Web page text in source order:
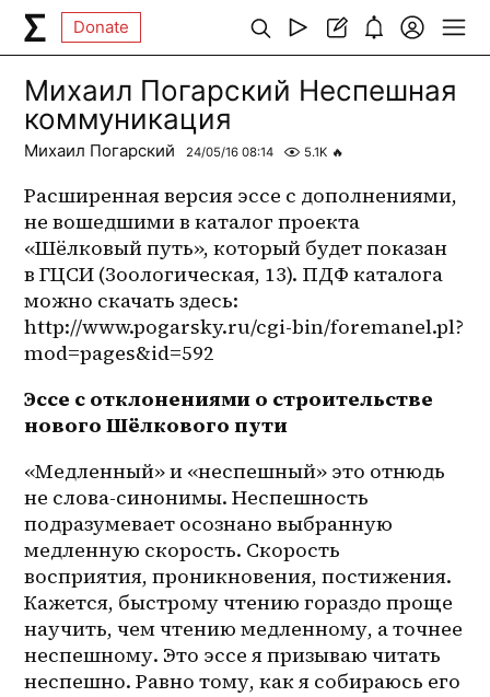
Donate
Михаил Погарский Неспешная
коммуникация
Михаил Погарский 24/05/16 08:14 5.1K 🔥
Расширенная версия эссе с дополнениями,
не вошедшими в каталог проекта
«Шёлковый путь», который будет показан
в ГЦСИ (Зоологическая, 13). ПДФ каталога
можно скачать здесь:
http://www.pogarsky.ru/cgi-bin/foremanel.pl?
mod=pages&id=592
Эссе с отклонениями о строительстве
нового Шёлкового пути
«Медленный» и «неспешный» это отнюдь
не слова-синонимы. Неспешность
подразумевает осознано выбранную
медленную скорость. Скорость
восприятия, проникновения, постижения.
Кажется, быстрому чтению гораздо проще
научить, чем чтению медленному, а точнее
неспешному. Это эссе я призываю читать
неспешно. Равно тому, как я собираюсь его